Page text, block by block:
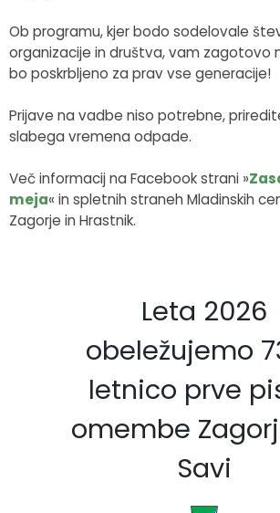
Ob programu, kjer bodo sodelovale
organizacije in društva, vam zagotovo
bo poskrbljeno za prav vse generacije!
Prijave na vadbe niso potrebne,
slabega vremena odpade.
Več informacij na Facebook strani »
meja« in spletnih straneh Mladinskih
Zagorje in Hrastnik.
Leta 2026
obeležujemo
letnico prve
omembe
Savi